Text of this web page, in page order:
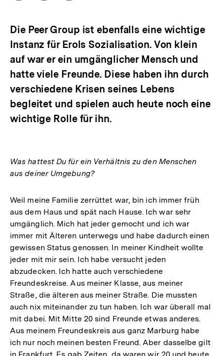
und
bpb.de
herunterladen
Die Peer Group ist ebenfalls eine wichtige
Instanz für Erols Sozialisation. Von klein
auf war er ein umgänglicher Mensch und
hatte viele Freunde. Diese haben ihn durch
verschiedene Krisen seines Lebens
begleitet und spielen auch heute noch eine
wichtige Rolle für ihn.
Was hattest Du für ein Verhältnis zu den Menschen
aus deiner Umgebung?
Weil meine Familie zerrüttet war, bin ich immer früh
aus dem Haus und spät nach Hause. Ich war sehr
umgänglich. Mich hat jeder gemocht und ich war
immer mit Älteren unterwegs und habe dadurch einen
gewissen Status genossen. In meiner Kindheit wollte
jeder mit mir sein. Ich habe versucht jeden
abzudecken. Ich hatte auch verschiedene
Freundeskreise. Aus meiner Klasse, aus meiner
Straße, die älteren aus meiner Straße. Die mussten
auch nix miteinander zu tun haben. Ich war überall mal
mit dabei. Mit Mitte 20 sind Freunde etwas anderes.
Aus meinem Freundeskreis aus ganz Marburg habe
ich nur noch meinen besten Freund. Aber dasselbe gilt